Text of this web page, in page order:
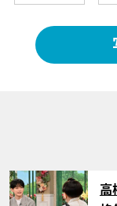
サム
高